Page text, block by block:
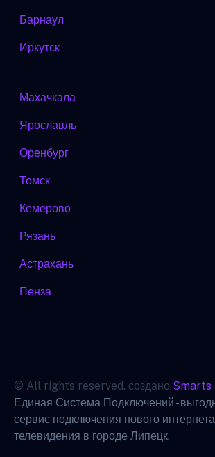
Барнаул
Иркутск
Махачкала
Ярославль
Оренбург
Томск
Кемерово
Рязань
Астрахань
Пенза
© All rights reserved. создано Smarts
Единая Система Подключений -
сервис подключения нового
телевидения в городе Липецк.